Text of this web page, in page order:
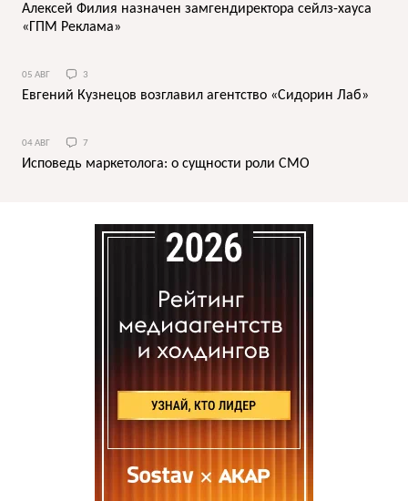
Алексей Филия назначен замгендиректора сейлз-хауса
«ГПМ Реклама»
05 АВГ 3
Евгений Кузнецов возглавил агентство «Сидорин Лаб»
04 АВГ 7
Исповедь маркетолога: о сущности роли СМО